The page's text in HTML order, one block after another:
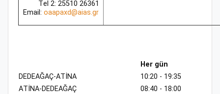
Τel 2: 25510 26361
Email: oaapaxd@aias.gr
Her gün
DEDEAĞAÇ-ΑTİNA
10:20 - 19:35
ΑTİΝΑ-DEDEAĞAÇ
08:40 - 18:00